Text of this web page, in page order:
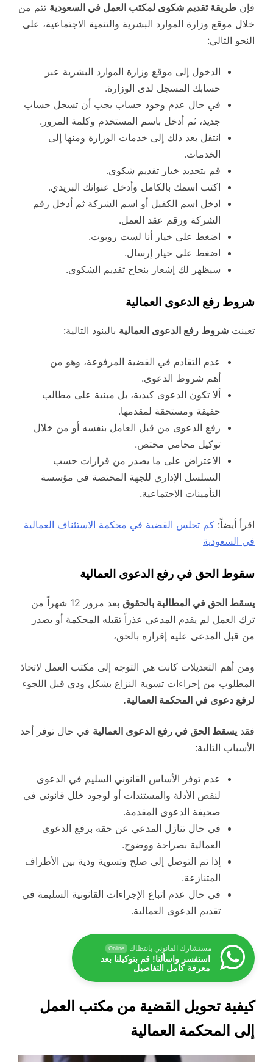
فإن طريقة تقديم شكوى لمكتب العمل في السعودية تتم من
خلال موقع وزارة الموارد البشرية والتنمية الاجتماعية، على
النحو التالي:
الدخول إلى موقع وزارة الموارد البشرية عبر
حسابك المسجل لدى الوزارة.
في حال عدم وجود حساب يجب أن تسجل حساب
جديد، ثم أدخل باسم المستخدم وكلمة المرور.
انتقل بعد ذلك إلى خدمات الوزارة ومنها إلى
الخدمات.
قم بتحديد خيار تقديم شكوى.
اكتب اسمك بالكامل وأدخل عنوانك البريدي.
ادخل اسم الكفيل أو اسم الشركة ثم أدخل رقم
الشركة ورقم عقد العمل.
اضغط على خيار أنا لست روبوت.
اضغط على خيار إرسال.
سيظهر لك إشعار بنجاح تقديم الشكوى.
شروط رفع الدعوى العمالية
تعينت شروط رفع الدعوى العمالية بالبنود التالية:
عدم التقادم في القضية المرفوعة، وهو من
أهم شروط الدعوى.
ألا تكون الدعوى كيدية، بل مبنية على مطالب
حقيقة ومستحقة لمقدمها.
رفع الدعوى من قبل العامل بنفسه أو من خلال
توكيل محامي مختص.
الاعتراض على ما يصدر من قرارات حسب
التسلسل الإداري للجهة المختصة في مؤسسة
التأمينات الاجتماعية.
اقرأ أيضاً: كم تجلس القضية في محكمة الاستئناف العمالية
في السعودية
سقوط الحق في رفع الدعوى العمالية
يسقط الحق في المطالبة بالحقوق
بعد مرور 12 شهراً من
ترك العمل لم يقدم المدعي عذراً تقبله المحكمة أو يصدر
من قبل المدعى عليه إقراره بالحق،
ومن أهم التعديلات كانت هي التوجه إلى مكتب العمل لاتخاذ
المطلوب من إجراءات تسوية النزاع بشكل ودي قبل اللجوء
لرفع دعوى في المحكمة العمالية.
فقد يسقط الحق في رفع الدعوى العمالية في حال توفر أحد
الأسباب التالية:
عدم توفر الأساس القانوني السليم في الدعوى
لنقص الأدلة والمستندات أو لوجود خلل قانوني في
صحيفة الدعوى المقدمة.
في حال تنازل المدعي عن حقه برفع الدعوى
العمالية بصراحة ووضوح.
إذا تم التوصل إلى صلح وتسوية ودية بين الأطراف
المتنازعة.
في حال عدم اتباع الإجراءات القانونية السليمة في
تقديم الدعوى العمالية.
مستشارك القانوني بانتظاك Online
استفسر واسألنا! قم بتوكيلنا بعد
معرفة كامل التفاصيل
كيفية تحويل القضية من مكتب العمل
إلى المحكمة العمالية